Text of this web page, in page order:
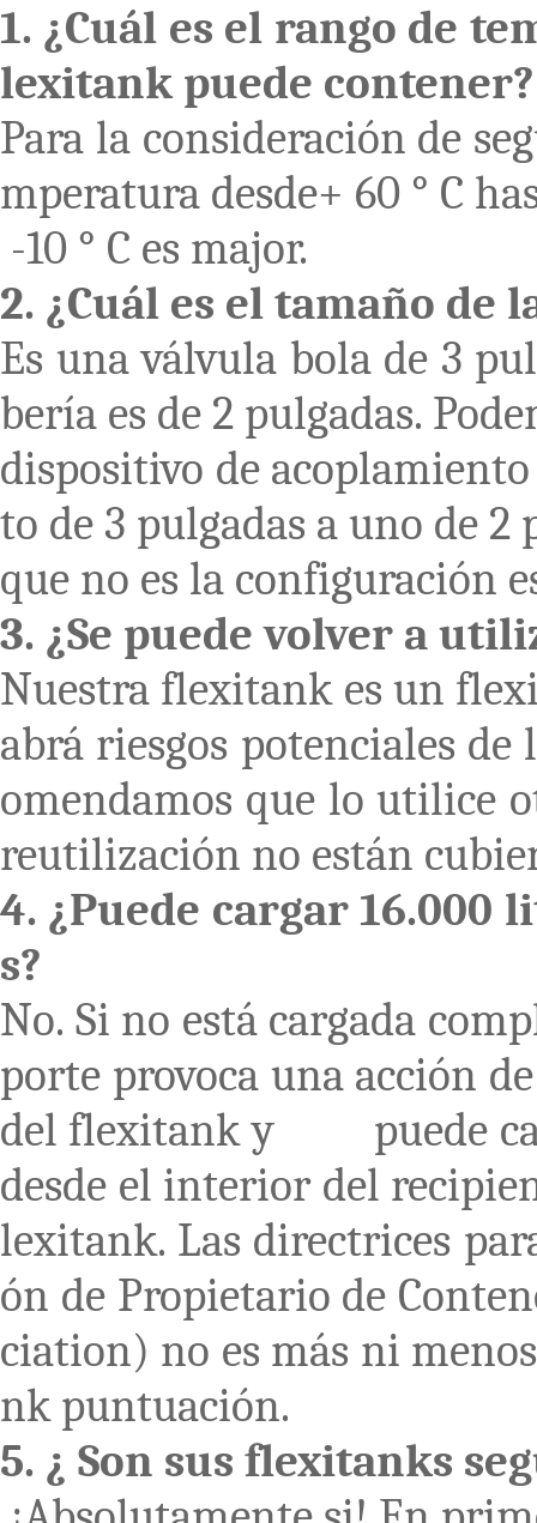
1. ¿Cuál es el rango de
lexitank puede contener?
Para la consideración de
mperatura desde+ 60 ° C
-10 ° C es major.
2. ¿Cuál es el tamaño de
Es una válvula bola de 3
bería es de 2 pulgadas.
dispositivo de
to de 3 pulgadas a uno de 2
que no es la configuración
3. ¿Se puede volver a
Nuestra flexitank es un
abrá riesgos potenciales
omendamos que lo utilice
reutilización no están
4. ¿Puede cargar
s?
No. Si no está cargada
porte provoca una acción
del flexitank y puede
desde el interior del
lexitank. Las directrices
ón de Propietario de
ciation) no es más ni
nk puntuación.
5. ¿ Son sus flexitanks